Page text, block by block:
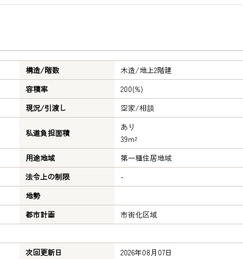
構造/階数 木造/地上2階建
容積率
200(%)
現況/引渡し 空家/相談
私道負担面積
あり
39m²
用途地域
第一種住居地域
法令上の制限
-
地勢
都市計画
市街化区域
次回更新日
2026年08月07日